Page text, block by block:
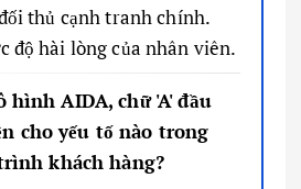
thủ cạnh tranh chính.
độ hài lòng của nhân viên.
hình AIDA, chữ 'A' đầu
cho yếu tố nào trong
khách hàng?